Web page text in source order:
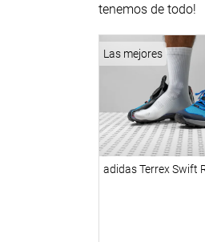
tenemos de todo!
Las mejores
adidas Terrex Swift